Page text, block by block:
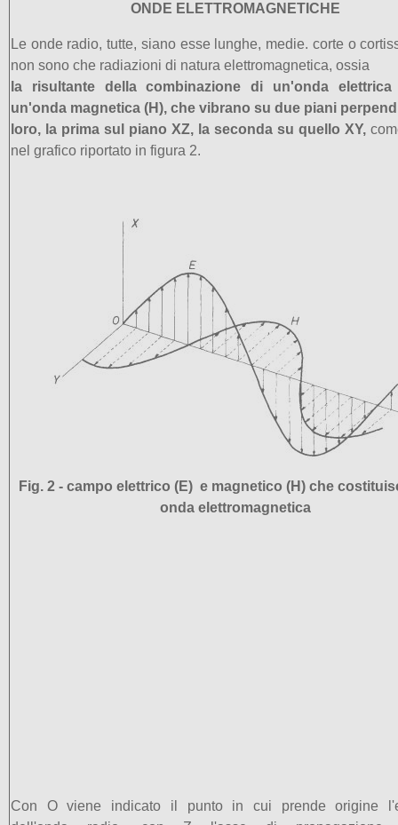
ONDE ELETTROMAGNETICHE
Le onde radio, tutte, siano esse lunghe, medie. corte o
non sono che radiazioni di natura elettromagnetica, ossia
la risultante della combinazione di un'onda
un'onda magnetica (H), che vibrano su due piani
loro, la prima sul piano XZ, la seconda su quello XY,
nel grafico riportato in figura 2.
Fig. 2 - campo elettrico (E) e magnetico (H) che
onda elettromagnetica
Con O viene indicato il punto in cui prende origine